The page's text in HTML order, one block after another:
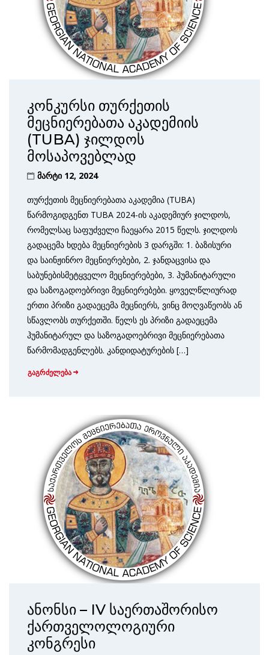
კონკურსი თურქეთის
მეცნიერებათა აკადემიის
(TUBA) ჯილდოს
მოსაპოვებლად
მარტი 12, 2024
თურქეთის მეცნიერებათა აკადემია (TUBA)
წარმოგიდგენთ TUBA 2024-ის აკადემიურ ჯილდოს,
რომელსაც საფუძველი ჩაეყარა 2015 წელს. ჯილდოს
გადაცემა ხდება მეცნიერების 3 დარგში: 1. ბაზისური
და საინჟინრო მეცნიერებები, 2. ჯანდაცვისა და
საბუნებისმეტყველო მეცნიერებები, 3. ჰუმანიტარული
და საზოგადოებრივი მეცნიერებები. ყოველწლიურად
ერთი პრიზი გადაეცემა მეცნიერს, ვინც მოღვაწეობს ან
სწავლობს თურქეთში. წელს ეს პრიზი გადაეცემა
ჰუმანიტარულ და საზოგადოებრივი მეცნიერებათა
წარმომადგენლებს. კანდიდატურების […]
გაგრძელება
ანონსი – IV საერთაშორისო
ქართველოლოგიური
კონგრესი